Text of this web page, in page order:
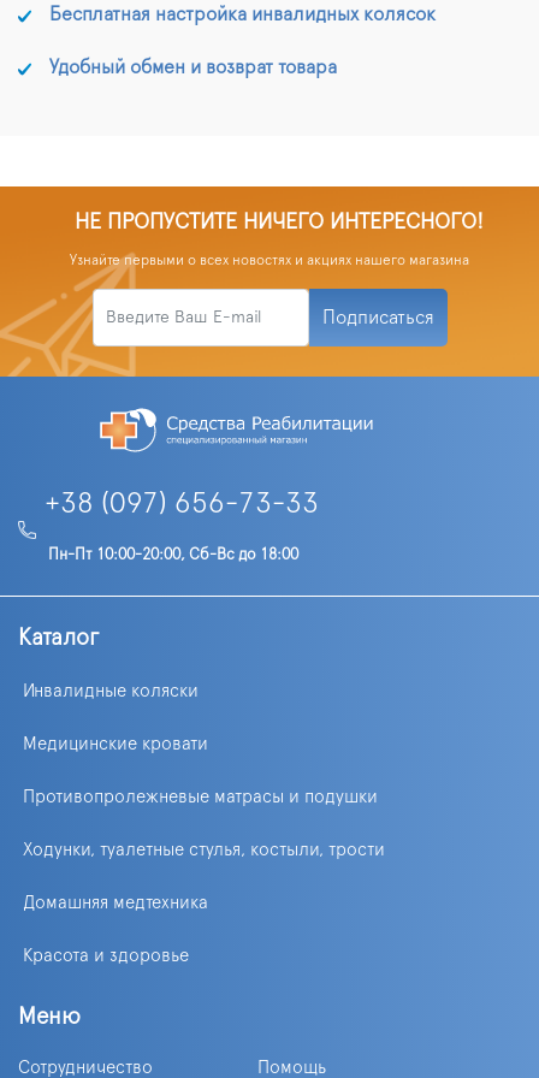
Бесплатная настройка инвалидных колясок
Удобный обмен и возврат товара
НЕ ПРОПУСТИТЕ НИЧЕГО ИНТЕРЕСНОГО!
Узнайте первыми о всех новостях и акциях нашего магазина
Подписаться
+38 (097) 656-73-33
Пн-Пт 10:00-20:00, Сб-Вс до 18:00
Каталог
Инвалидные коляски
Медицинские кровати
Противопролежневые матрасы и подушки
Ходунки, туалетные стулья, костыли, трости
Домашняя медтехника
Красота и здоровье
Меню
Сотрудничество Помощь